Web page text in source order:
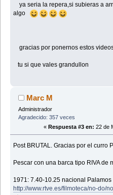
ya seria la repera,si subieras a
algo
gracias por ponernos estos
tu si que vales grandullon
Marc M
Administrador
Agradecido: 357 veces
« Respuesta #3 en: 22 de
Post BRUTAL. Gracias por el curro
Pescar con una barca tipo RIVA de
1971: 7.40-10.25 nacional Palamos
http://www.rtve.es/filmoteca/no-do/